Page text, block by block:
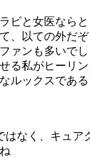
ビと女医なら
、以ての外だ
ァンも多いで
る私がヒーリ
ルックスであ
はなく、キュア